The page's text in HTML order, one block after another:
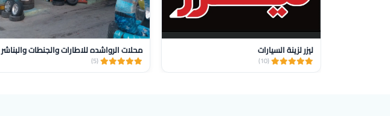
ليزر لزينة السيارات
(10)
محلات الرواشده للاطارات والجنطات والبناشر
(5)